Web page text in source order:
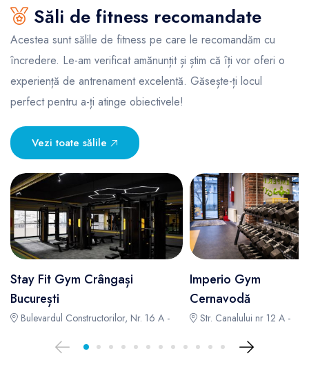
Săli de fitness recomandate
Acestea sunt sălile de fitness pe care le recomandăm cu
încredere. Le-am verificat amănunțit și știm că îți vor oferi o
experiență de antrenament excelentă. Găsește-ți locul
perfect pentru a-ți atinge obiectivele!
Vezi toate sălile
Stay Fit Gym Crângași
București
Bulevardul Constructorilor, Nr. 16 A -
Imperio Gym
Cernavodă
Str. Canalului nr 12 A -